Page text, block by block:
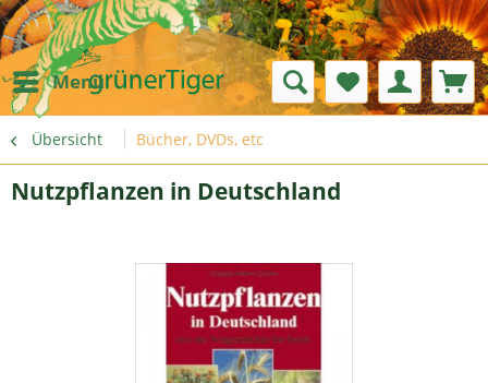
Menü
Übersicht Bücher, DVDs, etc
Nutzpflanzen in Deutschland